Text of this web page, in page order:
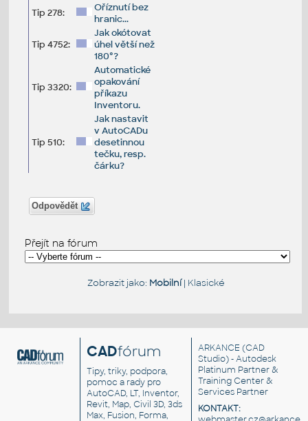
Tip 278:
Oříznutí bez
hranic...
Tip 4752:
Jak okótovat
úhel větší než
180°?
Tip 3320:
Automatické
opakování
příkazu
Inventoru.
Tip 510:
Jak nastavit
v AutoCADu
desetinnou
tečku, resp.
čárku?
Odpovědět
Přejít na fórum
Zobrazit jako: Mobilní| Klasické
CADfórum
Tipy, triky, podpora,
pomoc a rady pro
AutoCAD, LT, Inventor,
Revit, Map, Civil 3D, 3ds
Max, Fusion, Forma,
ARKANCE (CAD
Studio) - Autodesk
Platinum Partner &
Training Center &
Services Partner
KONTAKT: